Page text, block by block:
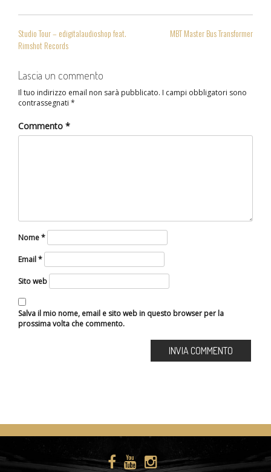
ARTICOLI
Studio Tour – edigitalaudioshop feat.
Rimshot Records
MBT Master Bus Transformer
Lascia un commento
Il tuo indirizzo email non sarà pubblicato. I campi obbligatori sono
contrassegnati *
Commento *
Nome*
Email*
Sito web
Salva il mio nome, email e sito web in questo browser per la
prossima volta che commento.